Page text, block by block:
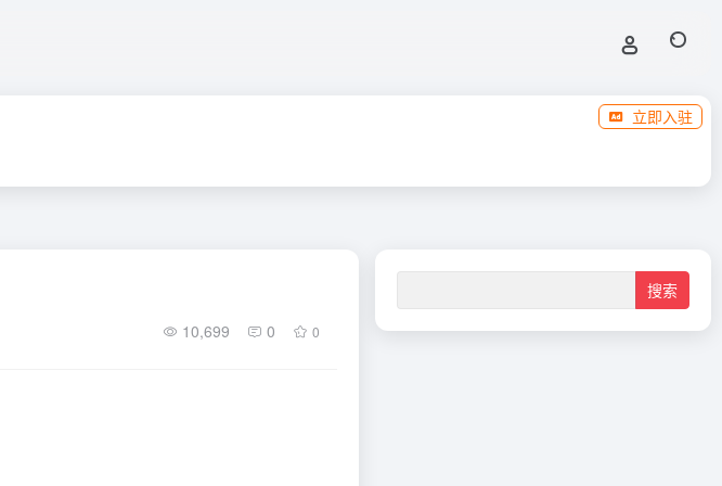
立即入驻
10,699 0 0